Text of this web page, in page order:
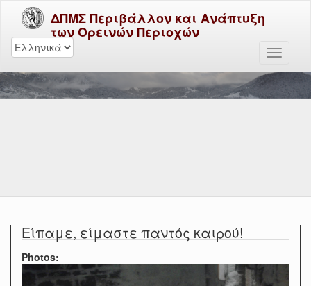
ΔΠΜΣ Περιβάλλον και Ανάπτυξη
των Ορεινών Περιοχών
Είπαμε, είμαστε παντός καιρού!
Photos: